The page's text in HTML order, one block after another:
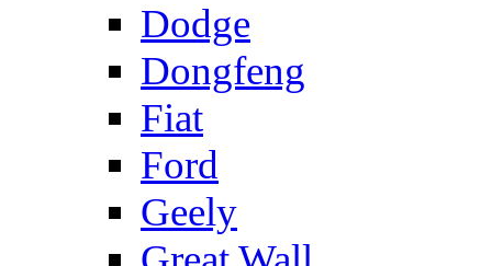
Dodge
Dongfeng
Fiat
Ford
Geely